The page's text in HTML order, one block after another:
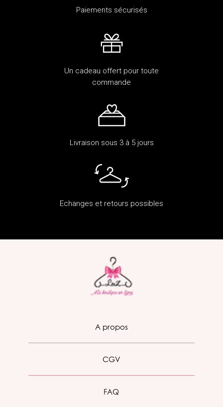
Paiements sécurisés
Un cadeau offert pour toute
commande
Livraison sous 3 à 5 jours
Echanges et retours possibles
A propos
CGV
FAQ